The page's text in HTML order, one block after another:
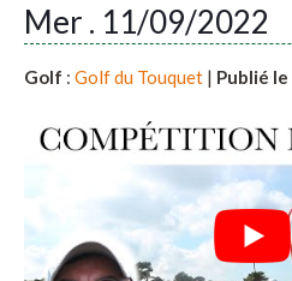
Mer . 11/09/2022
Golf : Golf du Touquet | Publié le